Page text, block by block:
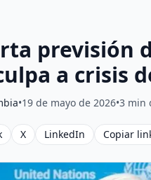
previsión
a crisis
•19 de mayo de 2026•3 min
X LinkedIn Copiar